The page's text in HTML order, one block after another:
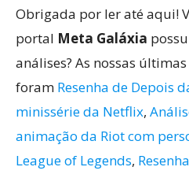
Obrigada por ler até aqui!
portal Meta Galáxia
análises? As nossas
foram Resenha de Depois
minissérie da Netflix,
animação da Riot com
League of Legends,